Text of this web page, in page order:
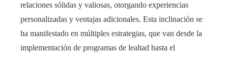
relaciones sólidas y valiosas, otorgando experiencias
personalizadas y ventajas adicionales. Esta inclinación se
ha manifestado en múltiples estrategias, que van desde la
implementación de programas de lealtad hasta el